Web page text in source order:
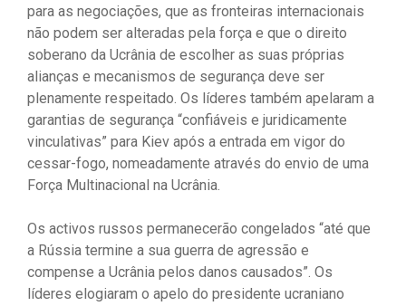
para as negociações, que as fronteiras internacionais
não podem ser alteradas pela força e que o direito
soberano da Ucrânia de escolher as suas próprias
alianças e mecanismos de segurança deve ser
plenamente respeitado. Os líderes também apelaram a
garantias de segurança “confiáveis ​​e juridicamente
vinculativas” para Kiev após a entrada em vigor do
cessar-fogo, nomeadamente através do envio de uma
Força Multinacional na Ucrânia.
Os activos russos permanecerão congelados “até que
a Rússia termine a sua guerra de agressão e
compense a Ucrânia pelos danos causados”. Os
líderes elogiaram o apelo do presidente ucraniano